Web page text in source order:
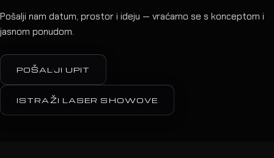
Pošalji nam datum, prostor i ideju — vraćamo se s konceptom i
jasnom ponudom.
POŠALJI UPIT
ISTRAŽI LASER SHOWOVE